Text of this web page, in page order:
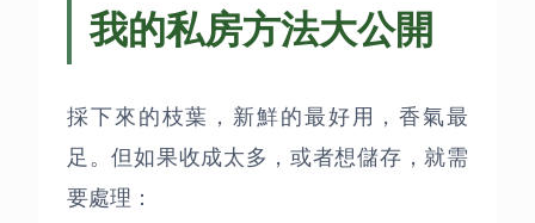
我的私房方法大公開
採下來的枝葉，新鮮的最好用，香氣最
足。但如果收成太多，或者想儲存，就需
要處理：